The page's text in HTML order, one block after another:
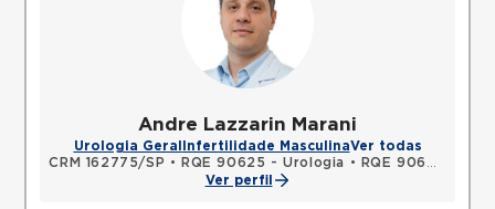
Andre Lazzarin Marani
Urologia Geral Infertilidade MasculinaVer todas
CRM 162775/SP • RQE 90625 - Urologia •
RQE 90626 - Cirurgia geral
Ver perfil